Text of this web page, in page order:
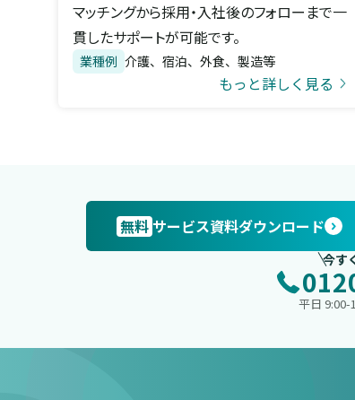
マッチングから採用・入社後のフォローまで一
貫したサポートが可能です。
業種例 介護、宿泊、外食、製造等
もっと詳しく見る
無料サービス資料ダウンロード
今す
平日 9:00-